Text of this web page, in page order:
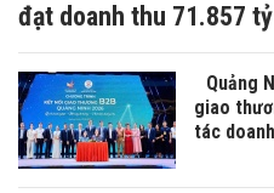
đạt doanh thu 71.857
Quảng
giao
tác